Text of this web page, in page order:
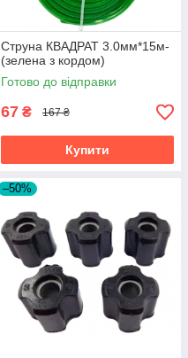
Струна КВАДРАТ 3.0мм*15м-
(зелена з кордом)
Готово до відправки
67 ₴ 167 ₴
Купити
–50%